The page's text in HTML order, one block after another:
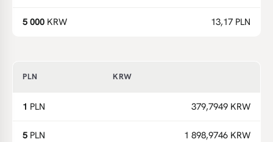
5 000 KRW 13,17 PLN
PLN KRW
1 PLN 379,7949 KRW
5 PLN 1 898,9746 KRW